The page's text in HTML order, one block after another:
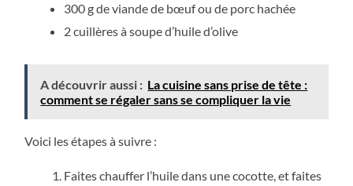
300 g de viande de bœuf ou de porc hachée
2 cuillères à soupe d’huile d’olive
A découvrir aussi : La cuisine sans prise de tête :
comment se régaler sans se compliquer la vie
Voici les étapes à suivre :
Faites chauffer l’huile dans une cocotte, et faites